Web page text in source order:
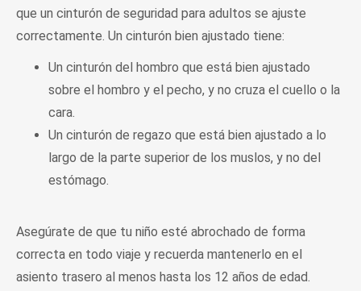
que un cinturón de seguridad para adultos se ajuste
correctamente. Un cinturón bien ajustado tiene:
Un cinturón del hombro que está bien ajustado
sobre el hombro y el pecho, y no cruza el cuello o la
cara.
Un cinturón de regazo que está bien ajustado a lo
largo de la parte superior de los muslos, y no del
estómago.
Asegúrate de que tu niño esté abrochado de forma
correcta en todo viaje y recuerda mantenerlo en el
asiento trasero al menos hasta los 12 años de edad.